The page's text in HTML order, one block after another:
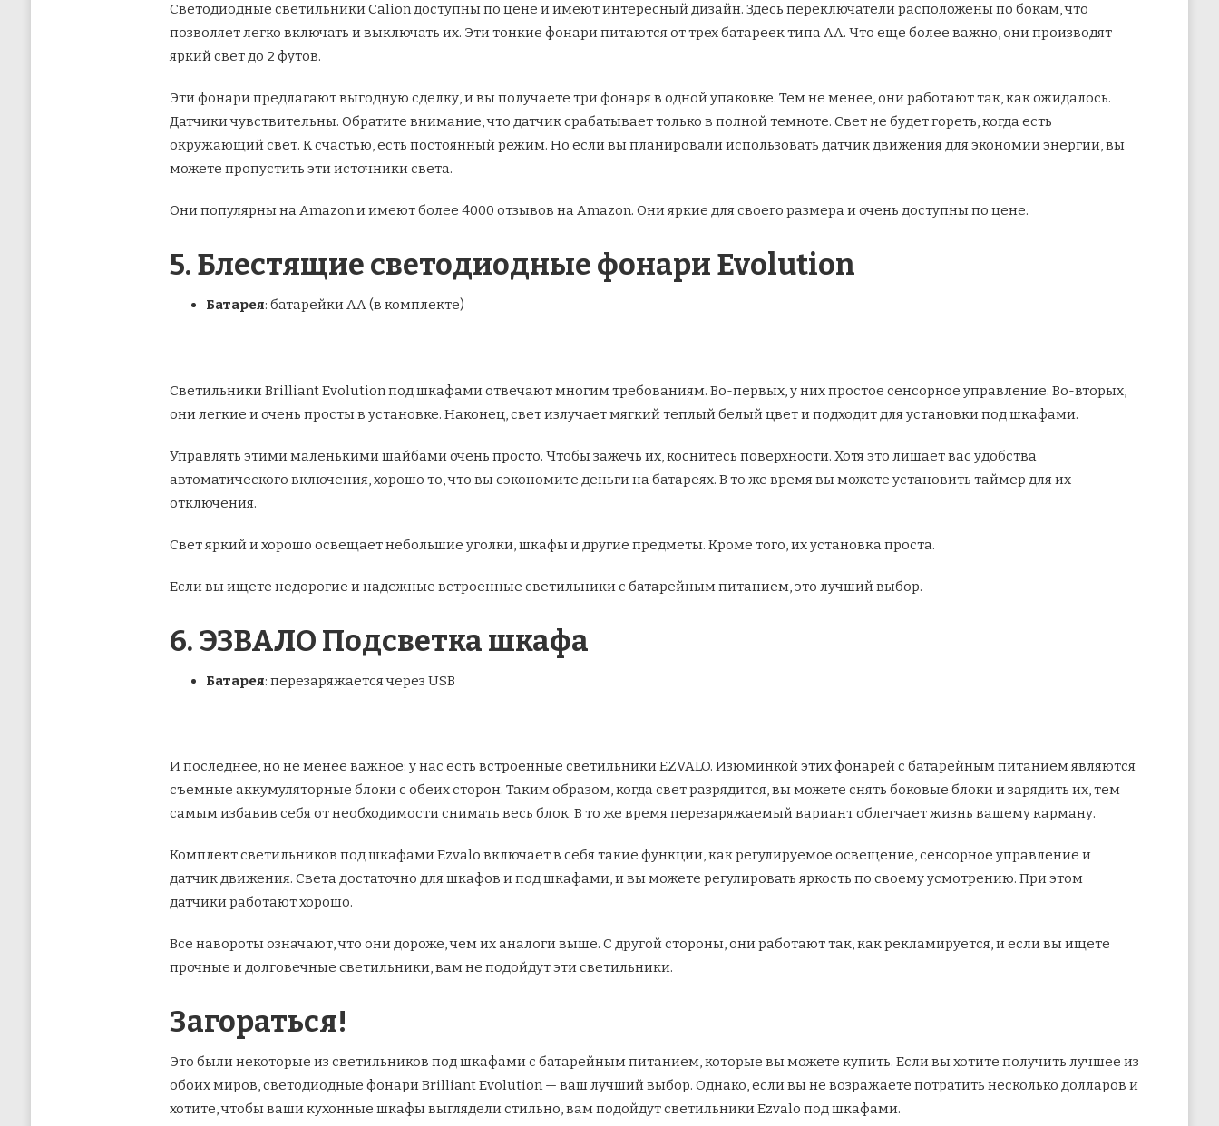
Светодиодные светильники Calion доступны по цене и имеют интересный дизайн. Здесь переключатели расположены по бокам, что
позволяет легко включать и выключать их. Эти тонкие фонари питаются от трех батареек типа АА. Что еще более важно, они производят
яркий свет до 2 футов.
Эти фонари предлагают выгодную сделку, и вы получаете три фонаря в одной упаковке. Тем не менее, они работают так, как ожидалось.
Датчики чувствительны. Обратите внимание, что датчик срабатывает только в полной темноте. Свет не будет гореть, когда есть
окружающий свет. К счастью, есть постоянный режим. Но если вы планировали использовать датчик движения для экономии энергии, вы
можете пропустить эти источники света.
Они популярны на Amazon и имеют более 4000 отзывов на Amazon. Они яркие для своего размера и очень доступны по цене.
5. Блестящие светодиодные фонари Evolution
Батарея: батарейки АА (в комплекте)
Светильники Brilliant Evolution под шкафами отвечают многим требованиям. Во-первых, у них простое сенсорное управление. Во-вторых,
они легкие и очень просты в установке. Наконец, свет излучает мягкий теплый белый цвет и подходит для установки под шкафами.
Управлять этими маленькими шайбами ​​очень просто. Чтобы зажечь их, коснитесь поверхности. Хотя это лишает вас удобства
автоматического включения, хорошо то, что вы сэкономите деньги на батареях. В то же время вы можете установить таймер для их
отключения.
Свет яркий и хорошо освещает небольшие уголки, шкафы и другие предметы. Кроме того, их установка проста.
Если вы ищете недорогие и надежные встроенные светильники с батарейным питанием, это лучший выбор.
6. ЭЗВАЛО Подсветка шкафа
Батарея: перезаряжается через USB
И последнее, но не менее важное: у нас есть встроенные светильники EZVALO. Изюминкой этих фонарей с батарейным питанием являются
съемные аккумуляторные блоки с обеих сторон. Таким образом, когда свет разрядится, вы можете снять боковые блоки и зарядить их, тем
самым избавив себя от необходимости снимать весь блок. В то же время перезаряжаемый вариант облегчает жизнь вашему карману.
Комплект светильников под шкафами Ezvalo включает в себя такие функции, как регулируемое освещение, сенсорное управление и
датчик движения. Света достаточно для шкафов и под шкафами, и вы можете регулировать яркость по своему усмотрению. При этом
датчики работают хорошо.
Все навороты означают, что они дороже, чем их аналоги выше. С другой стороны, они работают так, как рекламируется, и если вы ищете
прочные и долговечные светильники, вам не подойдут эти светильники.
Загораться!
Это были некоторые из светильников под шкафами с батарейным питанием, которые вы можете купить. Если вы хотите получить лучшее из
обоих миров, светодиодные фонари Brilliant Evolution — ваш лучший выбор. Однако, если вы не возражаете потратить несколько долларов и
хотите, чтобы ваши кухонные шкафы выглядели стильно, вам подойдут светильники Ezvalo под шкафами.